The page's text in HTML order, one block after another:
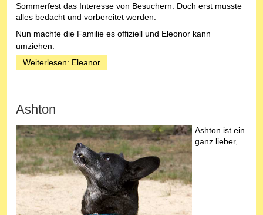
Sommerfest das Interesse von Besuchern. Doch erst musste
alles bedacht und vorbereitet werden.
Nun machte die Familie es offiziell und Eleonor kann
umziehen.
Weiterlesen: Eleanor
Ashton
Ashton ist ein
ganz lieber,